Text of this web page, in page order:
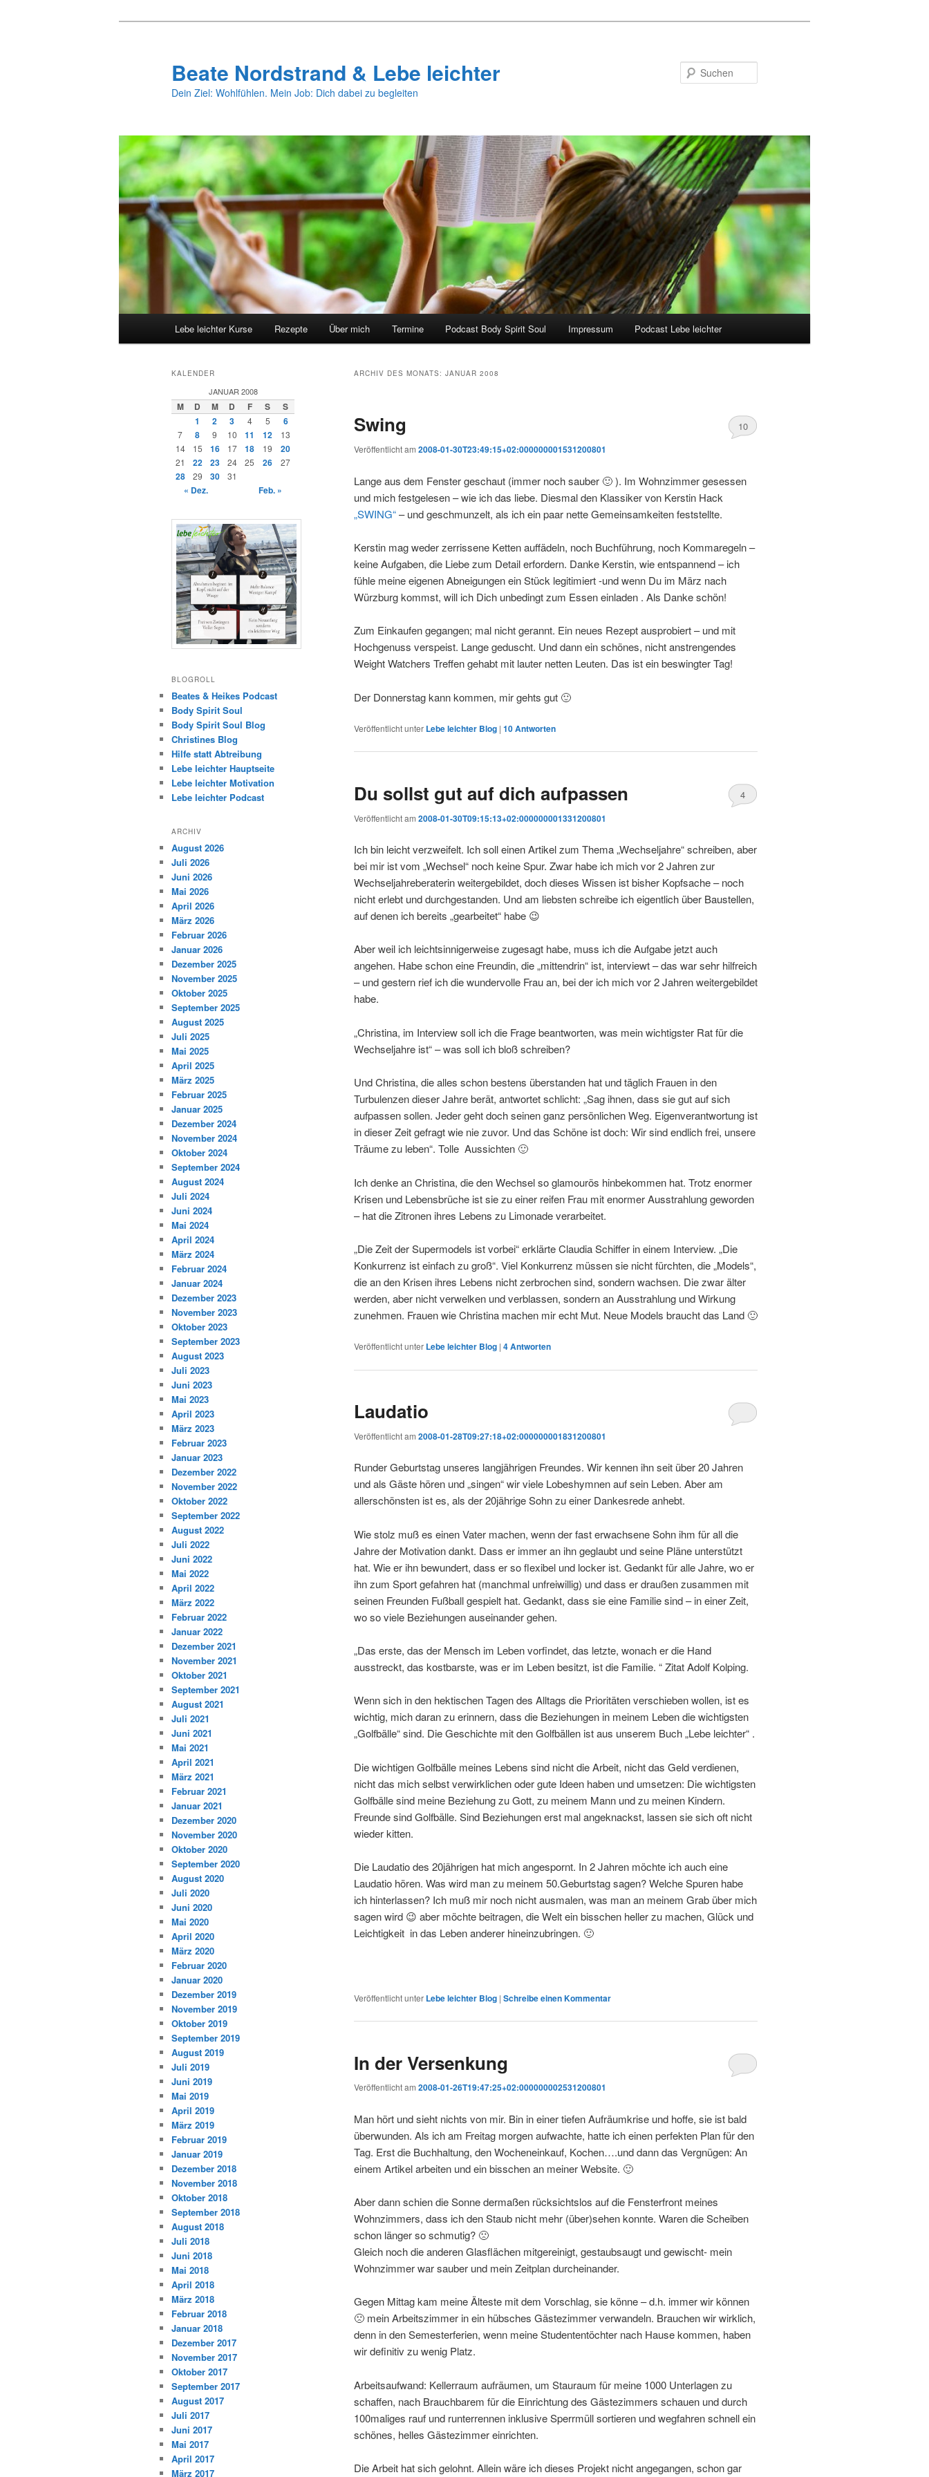
Beate Nordstrand & Lebe leichter
Dein Ziel: Wohlfühlen. Mein Job: Dich dabei zu begleiten
Lebe leichter Kurse Rezepte Über mich Termine Podcast Body Spirit Soul Impressum Podcast Lebe leichter
ARCHIV DES MONATS: JANUAR 2008
Swing
Veröffentlicht am 2008-01-30T23:49:15+02:000000001531200801
10
Lange aus dem Fenster geschaut (immer noch sauber 🙂 ). Im Wohnzimmer gesessen
und mich festgelesen – wie ich das liebe. Diesmal den Klassiker von Kerstin Hack
„SWING“– und geschmunzelt, als ich ein paar nette Gemeinsamkeiten feststellte.
Kerstin mag weder zerrissene Ketten auffädeln, noch Buchführung, noch Kommaregeln –
keine Aufgaben, die Liebe zum Detail erfordern. Danke Kerstin, wie entspannend – ich
fühle meine eigenen Abneigungen ein Stück legitimiert -und wenn Du im März nach
Würzburg kommst, will ich Dich unbedingt zum Essen einladen . Als Danke schön!
Zum Einkaufen gegangen; mal nicht gerannt. Ein neues Rezept ausprobiert – und mit
Hochgenuss verspeist. Lange geduscht. Und dann ein schönes, nicht anstrengendes
Weight Watchers Treffen gehabt mit lauter netten Leuten. Das ist ein beswingter Tag!
Der Donnerstag kann kommen, mir gehts gut 🙂
Veröffentlicht unter Lebe leichter Blog | 10Antworten
Du sollst gut auf dich aufpassen
Veröffentlicht am 2008-01-30T09:15:13+02:000000001331200801
4
Ich bin leicht verzweifelt. Ich soll einen Artikel zum Thema „Wechseljahre“ schreiben, aber
bei mir ist vom „Wechsel“ noch keine Spur. Zwar habe ich mich vor 2 Jahren zur
Wechseljahreberaterin weitergebildet, doch dieses Wissen ist bisher Kopfsache – noch
nicht erlebt und durchgestanden. Und am liebsten schreibe ich eigentlich über Baustellen,
auf denen ich bereits „gearbeitet“ habe 😉
Aber weil ich leichtsinnigerweise zugesagt habe, muss ich die Aufgabe jetzt auch
angehen. Habe schon eine Freundin, die „mittendrin“ ist, interviewt – das war sehr hilfreich
– und gestern rief ich die wundervolle Frau an, bei der ich mich vor 2 Jahren weitergebildet
habe.
„Christina, im Interview soll ich die Frage beantworten, was mein wichtigster Rat für die
Wechseljahre ist“ – was soll ich bloß schreiben?
Und Christina, die alles schon bestens überstanden hat und täglich Frauen in den
Turbulenzen dieser Jahre berät, antwortet schlicht: „Sag ihnen, dass sie gut auf sich
aufpassen sollen. Jeder geht doch seinen ganz persönlichen Weg. Eigenverantwortung ist
in dieser Zeit gefragt wie nie zuvor. Und das Schöne ist doch: Wir sind endlich frei, unsere
Träume zu leben“. Tolle Aussichten 🙂
Ich denke an Christina, die den Wechsel so glamourös hinbekommen hat. Trotz enormer
Krisen und Lebensbrüche ist sie zu einer reifen Frau mit enormer Ausstrahlung geworden
– hat die Zitronen ihres Lebens zu Limonade verarbeitet.
„Die Zeit der Supermodels ist vorbei“ erklärte Claudia Schiffer in einem Interview. „Die
Konkurrenz ist einfach zu groß“. Viel Konkurrenz müssen sie nicht fürchten, die „Models“,
die an den Krisen ihres Lebens nicht zerbrochen sind, sondern wachsen. Die zwar älter
werden, aber nicht verwelken und verblassen, sondern an Ausstrahlung und Wirkung
zunehmen. Frauen wie Christina machen mir echt Mut. Neue Models braucht das Land 🙂
Veröffentlicht unter Lebe leichter Blog | 4Antworten
Laudatio
Veröffentlicht am 2008-01-28T09:27:18+02:000000001831200801
Runder Geburtstag unseres langjährigen Freundes. Wir kennen ihn seit über 20 Jahren
und als Gäste hören und „singen“ wir viele Lobeshymnen auf sein Leben. Aber am
allerschönsten ist es, als der 20jährige Sohn zu einer Dankesrede anhebt.
Wie stolz muß es einen Vater machen, wenn der fast erwachsene Sohn ihm für all die
Jahre der Motivation dankt. Dass er immer an ihn geglaubt und seine Pläne unterstützt
hat. Wie er ihn bewundert, dass er so flexibel und locker ist. Gedankt für alle Jahre, wo er
ihn zum Sport gefahren hat (manchmal unfreiwillig) und dass er draußen zusammen mit
seinen Freunden Fußball gespielt hat. Gedankt, dass sie eine Familie sind – in einer Zeit,
wo so viele Beziehungen auseinander gehen.
„Das erste, das der Mensch im Leben vorfindet, das letzte, wonach er die Hand
ausstreckt, das kostbarste, was er im Leben besitzt, ist die Familie. “ Zitat Adolf Kolping.
Wenn sich in den hektischen Tagen des Alltags die Prioritäten verschieben wollen, ist es
wichtig, mich daran zu erinnern, dass die Beziehungen in meinem Leben die wichtigsten
„Golfbälle“ sind. Die Geschichte mit den Golfbällen ist aus unserem Buch „Lebe leichter“ .
Die wichtigen Golfbälle meines Lebens sind nicht die Arbeit, nicht das Geld verdienen,
nicht das mich selbst verwirklichen oder gute Ideen haben und umsetzen: Die wichtigsten
Golfbälle sind meine Beziehung zu Gott, zu meinem Mann und zu meinen Kindern.
Freunde sind Golfbälle. Sind Beziehungen erst mal angeknackst, lassen sie sich oft nicht
wieder kitten.
Die Laudatio des 20jährigen hat mich angespornt. In 2 Jahren möchte ich auch eine
Laudatio hören. Was wird man zu meinem 50.Geburtstag sagen? Welche Spuren habe
ich hinterlassen? Ich muß mir noch nicht ausmalen, was man an meinem Grab über mich
sagen wird 😉 aber möchte beitragen, die Welt ein bisschen heller zu machen, Glück und
Leichtigkeit in das Leben anderer hineinzubringen. 🙂
Veröffentlicht unter Lebe leichter Blog | Schreibe einen Kommentar
In der Versenkung
Veröffentlicht am 2008-01-26T19:47:25+02:000000002531200801
Man hört und sieht nichts von mir. Bin in einer tiefen Aufräumkrise und hoffe, sie ist bald
überwunden. Als ich am Freitag morgen aufwachte, hatte ich einen perfekten Plan für den
Tag. Erst die Buchhaltung, den Wocheneinkauf, Kochen….und dann das Vergnügen: An
einem Artikel arbeiten und ein bisschen an meiner Website. 🙂
Aber dann schien die Sonne dermaßen rücksichtslos auf die Fensterfront meines
Wohnzimmers, dass ich den Staub nicht mehr (über)sehen konnte. Waren die Scheiben
schon länger so schmutig? 🙁
Gleich noch die anderen Glasflächen mitgereinigt, gestaubsaugt und gewischt- mein
Wohnzimmer war sauber und mein Zeitplan durcheinander.
Gegen Mittag kam meine Älteste mit dem Vorschlag, sie könne – d.h. immer wir können
🙁 mein Arbeitszimmer in ein hübsches Gästezimmer verwandeln. Brauchen wir wirklich,
denn in den Semesterferien, wenn meine Studententöchter nach Hause kommen, haben
wir definitiv zu wenig Platz.
Arbeitsaufwand: Kellerraum aufräumen, um Stauraum für meine 1000 Unterlagen zu
schaffen, nach Brauchbarem für die Einrichtung des Gästezimmers schauen und durch
100maliges rauf und runterrennen inklusive Sperrmüll sortieren und wegfahren schnell ein
schönes, helles Gästezimmer einrichten.
Die Arbeit hat sich gelohnt. Allein wäre ich dieses Projekt nicht angegangen, schon gar
KALENDER
JANUAR 2008
M D M D F S
S
1
2 3 4 5 6
7 8 9 10 11 12
13
14
15 16 17 18 19 20
21 22 23 24 25 26 27
28 29 30 31
« Dez. Feb. »
BLOGROLL
Beates & Heikes Podcast
Body Spirit Soul
Body Spirit Soul Blog
Christines Blog
Hilfe statt Abtreibung
Lebe leichter Hauptseite
Lebe leichter Motivation
Lebe leichter Podcast
ARCHIV
August 2026
Juli 2026
Juni 2026
Mai 2026
April 2026
März 2026
Februar 2026
Januar 2026
Dezember 2025
November 2025
Oktober 2025
September 2025
August 2025
Juli 2025
Mai 2025
April 2025
März 2025
Februar 2025
Januar 2025
Dezember 2024
November 2024
Oktober 2024
September 2024
August 2024
Juli 2024
Juni 2024
Mai 2024
April 2024
März 2024
Februar 2024
Januar 2024
Dezember 2023
November 2023
Oktober 2023
September 2023
August 2023
Juli 2023
Juni 2023
Mai 2023
April 2023
März 2023
Februar 2023
Januar 2023
Dezember 2022
November 2022
Oktober 2022
September 2022
August 2022
Juli 2022
Juni 2022
Mai 2022
April 2022
März 2022
Februar 2022
Januar 2022
Dezember 2021
November 2021
Oktober 2021
September 2021
August 2021
Juli 2021
Juni 2021
Mai 2021
April 2021
März 2021
Februar 2021
Januar 2021
Dezember 2020
November 2020
Oktober 2020
September 2020
August 2020
Juli 2020
Juni 2020
Mai 2020
April 2020
März 2020
Februar 2020
Januar 2020
Dezember 2019
November 2019
Oktober 2019
September 2019
August 2019
Juli 2019
Juni 2019
Mai 2019
April 2019
März 2019
Februar 2019
Januar 2019
Dezember 2018
November 2018
Oktober 2018
September 2018
August 2018
Juli 2018
Juni 2018
Mai 2018
April 2018
März 2018
Februar 2018
Januar 2018
Dezember 2017
November 2017
Oktober 2017
September 2017
August 2017
Juli 2017
Juni 2017
Mai 2017
April 2017
März 2017